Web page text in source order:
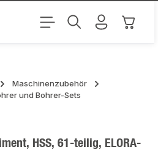
Maschinenzubehör
und Bohrer-Sets
HSS, 61-teilig, ELORA-